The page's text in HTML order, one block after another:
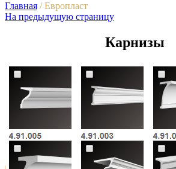
Главная / Европласт
На предыдущую страницу
Карнизы